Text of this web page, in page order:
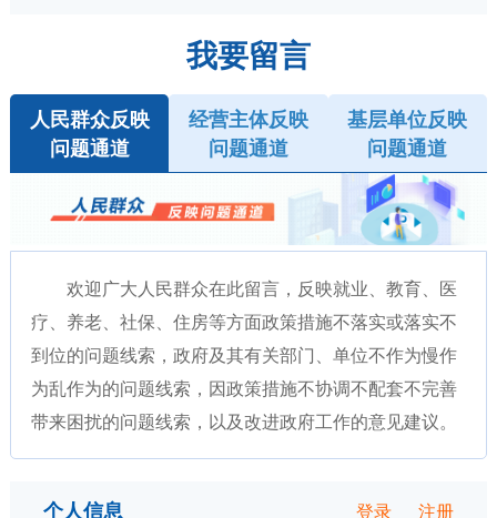
我要留言
人民群众反映
问题通道
经营主体反映
问题通道
基层单位反映
问题通道
欢迎广大人民群众在此留言，反映就业、教育、医
疗、养老、社保、住房等方面政策措施不落实或落实不
到位的问题线索，政府及其有关部门、单位不作为慢作
为乱作为的问题线索，因政策措施不协调不配套不完善
带来困扰的问题线索，以及改进政府工作的意见建议。
个人信息 登录 注册